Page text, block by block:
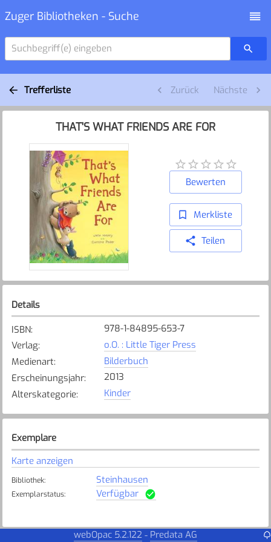
Zuger Bibliotheken - Suche
Suchbegriff(e) eingeben
Trefferliste Zurück Nächste
THAT'S WHAT FRIENDS ARE FOR
Bewerten
Merkliste
Teilen
Details
ISBN:
978-1-84895-653-7
Verlag:
o.O. : Little Tiger Press
Medienart:
Bilderbuch
Erscheinungsjahr:
2013
Alterskategorie: Kinder
Exemplare
Karte anzeigen
Bibliothek: Steinhausen
Exemplarstatus: Verfügbar
webOpac 5.2.122 - Predata AG